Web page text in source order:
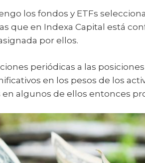
los fondos y ETFs
que en Indexa Capital está
por ellos.
periódicas a las
en los pesos de los
algunos de ellos entonces